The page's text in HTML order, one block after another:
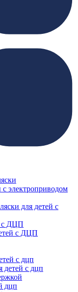
электроприводом
для детей с
с ДЦП
с ДЦП
с дцп
детей с дцп
дцп